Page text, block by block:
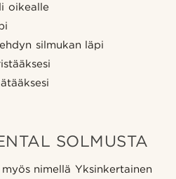
oikealle
silmukan läpi
SOLMUSTA
nimellä Yksinkertainen